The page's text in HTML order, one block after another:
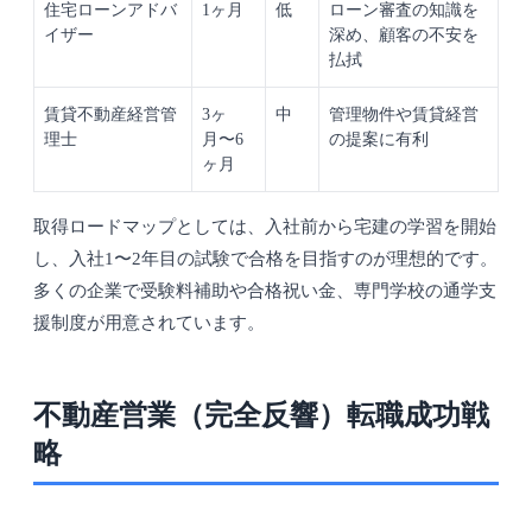
住宅ローンアドバ
イザー
1ヶ月 低
ローン審査の知識を
深め、顧客の不安を
払拭
賃貸不動産経営管
理士
3ヶ
月〜6
ヶ月
中
管理物件や賃貸経営
の提案に有利
取得ロードマップとしては、入社前から宅建の学習を開始
し、入社1〜2年目の試験で合格を目指すのが理想的です。
多くの企業で受験料補助や合格祝い金、専門学校の通学支
援制度が用意されています。
不動産営業（完全反響）転職成功戦
略